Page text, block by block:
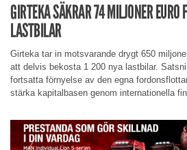
GIRTEKA SÄKRAR 74 MILJONER EURO
LASTBILAR
Girteka tar in motsvarande drygt 650
att delvis bekosta 1 200 nya lastbilar.
fortsatta förnyelse av den egna
stärka kapitalbasen genom internationella